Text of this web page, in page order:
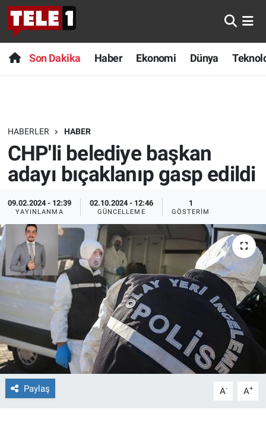
Son Dakika Haber Ekonomi Dünya
HABERLER HABER
CHP'li belediye başkan
adayı bıçaklanıp gasp edildi
09.02.2024 - 12:39
YAYINLANMA
02.10.2024 - 12:46
GÜNCELLEME
1
GÖSTERIM
Paylaş A- A+
Anında Manşet
Başka Sohbetler
Bilim turu
Bilim ve Teknoloji Evreni
Doğa Konuşuyor
Dünya
Ege Saati
Ege'den Esintiler
Eğitim
Eğlence
Ekonomi
Son Dakika
Haber
Dünya
Teknoloji
Sağlık
Spor
Yayın Akışı
İletişim
Nöbetçi Eczaneler
Hava Durumu
Trafik Durumu
Süper Lig Puan Durumu ve Fikstür
Tüm Manşetler
Son Dakika Haberleri
Haber Arşivi